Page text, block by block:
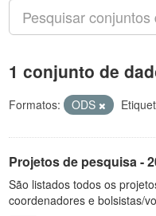
1 conjunto de
Formatos: ODS
Projetos de pesquisa -
São listados todos os
coordenadores e bolsistas/